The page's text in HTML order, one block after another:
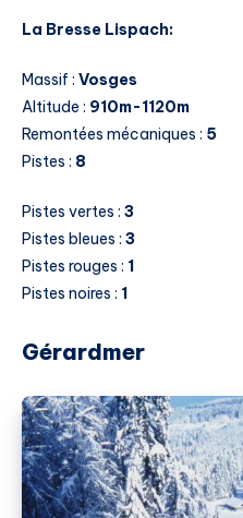
La Bresse Lispach:
Massif : Vosges
Altitude : 910m-1120m
Remontées mécaniques : 5
Pistes : 8
Pistes vertes : 3
Pistes bleues : 3
Pistes rouges : 1
Pistes noires : 1
Gérardmer